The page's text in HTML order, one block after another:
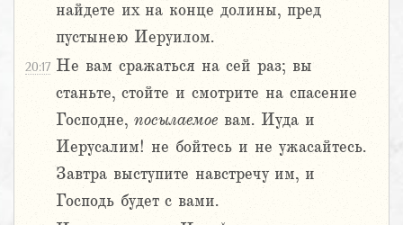
найдете их на конце долины, пред
пустынею Иеруилом.
20:17 Не вам сражаться на сей раз; вы
станьте, стойте и смотрите на спасение
Господне, посылаемое вам. Иуда и
Иерусалим! не бойтесь и не ужасайтесь.
Завтра выступите навстречу им, и
Господь будет с вами.